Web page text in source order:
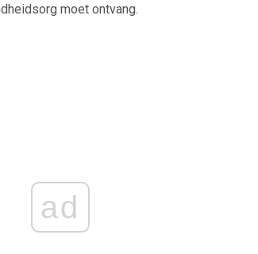
moet ontvang.
ad